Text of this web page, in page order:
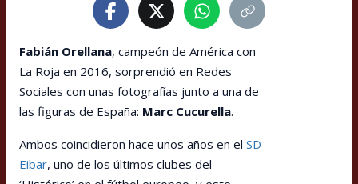
Fabián Orellana, campeón de América con
La Roja en 2016, sorprendió en Redes
Sociales con unas fotografías junto a una de
las figuras de España: Marc Cucurella.
Ambos coincidieron hace unos años en el SD
Eibar, uno de los últimos clubes del